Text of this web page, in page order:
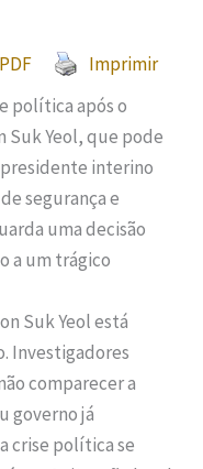
Imprimir
política após o
Suk Yeol, que pode
interino
segurança e
uma decisão
a um trágico
Suk Yeol está
Investigadores
comparecer a
governo já
crise política se